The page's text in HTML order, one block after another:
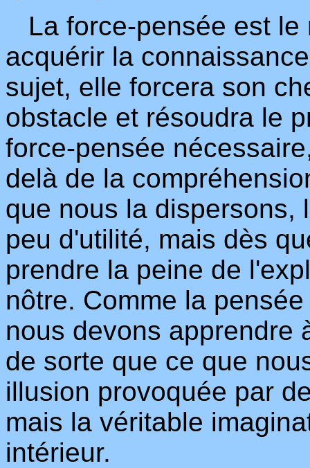
La force-pensée est le
acquérir la
sujet, elle forcera son
obstacle et résoudra le
force-pensée
delà de la
que nous la dispersons,
peu d'utilité, mais dès
prendre la peine de
nôtre. Comme la
nous devons apprendre
de sorte que ce que
illusion provoquée par
mais la véritable
intérieur.